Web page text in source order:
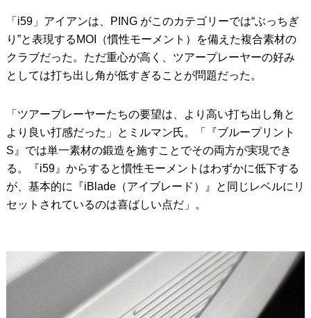
「i59」アイアンは、PING がこのカテゴリーでは“ぶっちぎ
り”と表現するMOI（慣性モーメント）を備えた複合素材の
クラブだった。ただ重心が高く、ツアープレーヤーの好み
としては打ち出し角が低すぎることが問題だった。
「ツアープレーヤーたちの要望は、より高い打ち出し角と
より良い打感だった」とミルマン氏。「『ブループリント
S』では単一素材の鍛造を施すことでその両方が実現でき
る。『i59』からすると慣性モーメントはわずかに低下する
が、基本的に『iBlade（アイブレード）』と同じレベルにリ
セットされているのは喜ばしい点だ」。